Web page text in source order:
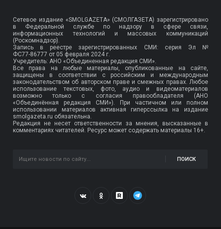
Сетевое издание «SMOLGAZETA» (СМОЛГАЗЕТА) зарегистрировано
в Федеральной службе по надзору в сфере связи,
информационных технологий и массовых коммуникаций
(Роскомнадзор).
Запись в реестре зарегистрированных СМИ: серия Эл №
ФС77-86777 от 05 февраля 2024 г.
Учредитель: АНО «Объединенная редакция СМИ».
Все права на любые материалы, опубликованные на сайте,
защищены в соответствии с российским и международным
законодательством об авторском праве и смежных правах. Любое
использование текстовых, фото, аудио и видеоматериалов
возможно только с согласия правообладателя (АНО
«Объединённая редакция СМИ»). При частичном или полном
использовании материалов активная гиперссылка на издание
smolgazeta.ru обязательна.
Редакция не несет ответственности за мнения, высказанные в
комментариях читателей. Ресурс может содержать материалы 16+.
ПОИСК